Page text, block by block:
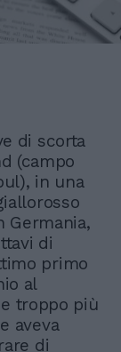
di scorta
(campo
in una
Germania,
di
primo
al
troppo più
aveva
di